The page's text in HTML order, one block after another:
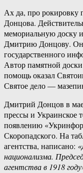
Ах да, про рокировку
Донцова.
мемориальную доску
Дмитрию Донцову.
государственного
Автор памятной
помощь оказал
Святое дело —
Дмитрий Донцов в
прессы и Украинское
появлению
Скоропадского. На
агентства, написано:
национализма.
агентства в 1918